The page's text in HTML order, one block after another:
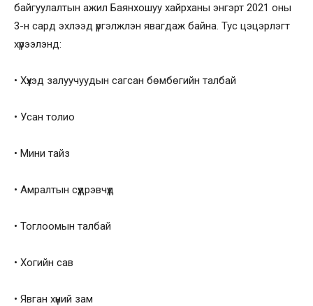
байгуулалтын ажил Баянхошуу хайрханы энгэрт 2021 оны
3-н сард эхлээд үргэлжлэн явагдаж байна. Тус цэцэрлэгт
хүрээлэнд:
• Хүүхэд залуучуудын сагсан бөмбөгийн талбай
• Усан толио
• Мини тайз
• Амралтын сүүдрэвчүүд
• Тоглоомын талбай
• Хогийн сав
• Явган хүний зам